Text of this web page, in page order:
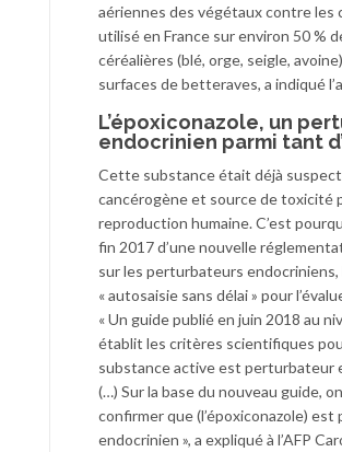
aériennes des végétaux contre les
utilisé en France sur environ 50 %
céréalières (blé, orge, seigle,
surfaces de betteraves, a indiqué
L’époxiconazole, un
endocrinien parmi tant
Cette substance était déjà
cancérogène et source de toxicité
reproduction humaine. C’est
fin 2017 d’une nouvelle
sur les perturbateurs endocriniens,
« autosaisie sans délai » pour
« Un guide publié en juin 2018 au
établit les critères scientifiques
substance active est perturbateur
(…) Sur la base du nouveau guide,
confirmer que (l’époxiconazole)
endocrinien », a expliqué à l’AFP